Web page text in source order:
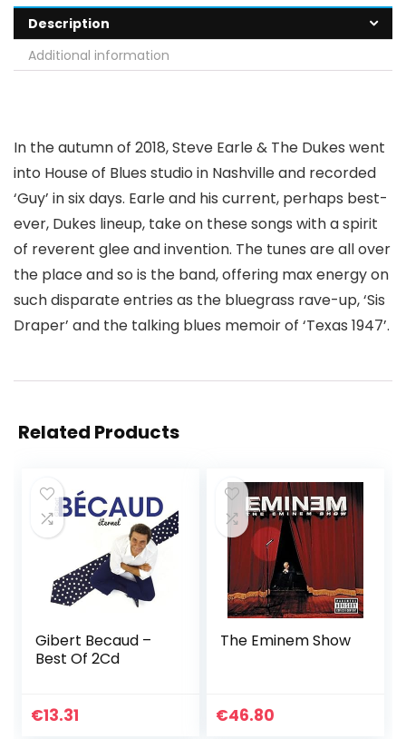
Description
Additional information
In the autumn of 2018, Steve Earle & The Dukes went
into House of Blues studio in Nashville and recorded
‘Guy’ in six days. Earle and his current, perhaps best-
ever, Dukes lineup, take on these songs with a spirit
of reverent glee and invention. The tunes are all over
the place and so is the band, offering max energy on
such disparate entries as the bluegrass rave-up, ‘Sis
Draper’ and the talking blues memoir of ‘Texas 1947’.
Related Products
Gibert Becaud –
Best Of 2Cd
€13.31
The Eminem Show
€46.80